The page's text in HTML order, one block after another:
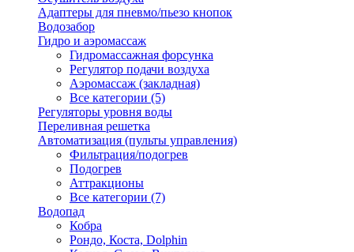
Адаптеры для пневмо/пьезо кнопок
Водозабор
Гидро и аэромассаж
Гидромассажная форсунка
Регулятор подачи воздуха
Аэромассаж (закладная)
Все категории (5)
Регуляторы уровня воды
Переливная решетка
Автоматизация (пульты управления)
Фильтрация/подогрев
Подогрев
Аттракционы
Все категории (7)
Водопад
Кобра
Рондо, Коста, Dolphin